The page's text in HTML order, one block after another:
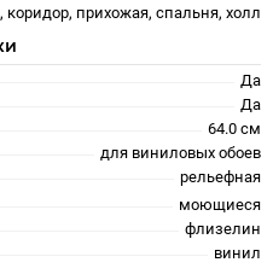
коридор, прихожая, спальня, холл
Да
Да
64.0 см
для виниловых обоев
рельефная
моющиеся
флизелин
винил